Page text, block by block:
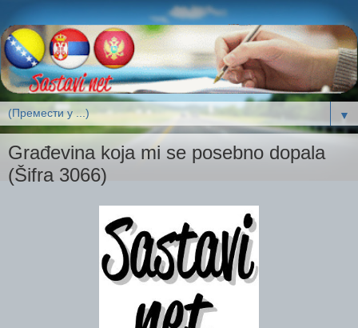
▼
Građevina koja mi se posebno dopala
(Šifra 3066)